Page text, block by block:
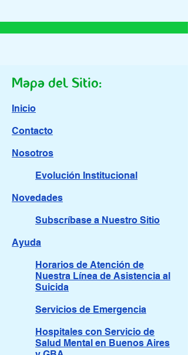
Mapa del Sitio:
Inicio
Contacto
Nosotros
Evolución Institucional
Novedades
Subscríbase a Nuestro Sitio
Ayuda
Horarios de Atención de
Nuestra Línea de Asistencia al
Suicida
Servicios de Emergencia
Hospitales con Servicio de
Salud Mental en Buenos Aires